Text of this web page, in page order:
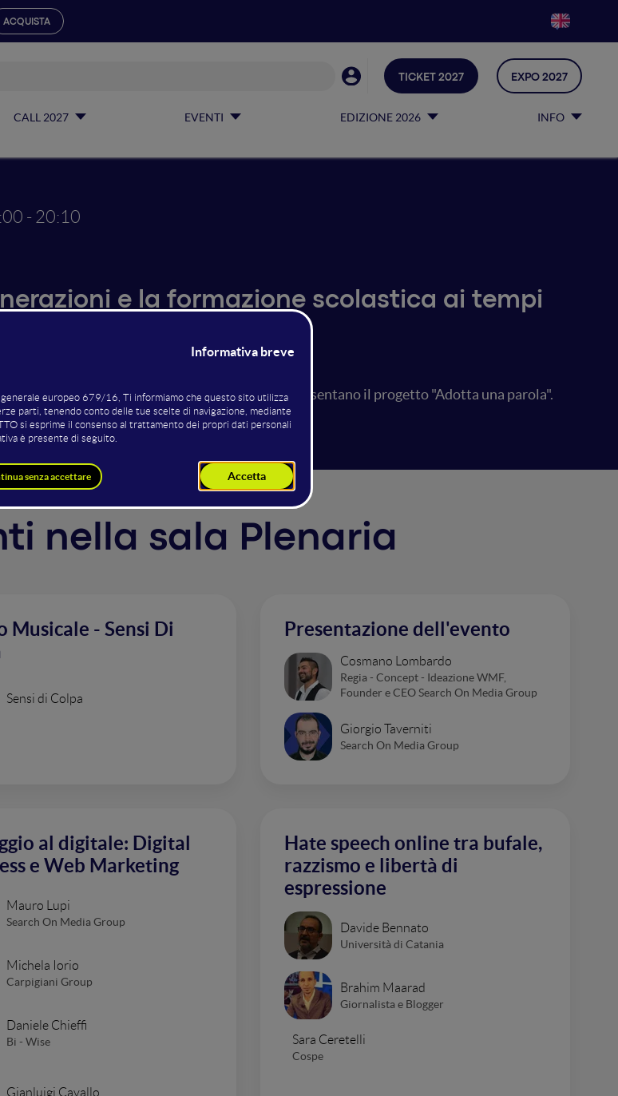
ACQUISTA
CALL 2027 EVENTI EDIZIONE 2026 INFO
TICKET 2027 EXPO 2027
- 20:10
e la formazione scolastica ai tempi
"Adotta una parola"
- Istituto Comprensivo "Panzini" di Rimini presentano il progetto "Adotta una parola".
nella sala Plenaria
Musicale - Sensi Di
Sensi di Colpa
Presentazione dell'evento
Cosmano Lombardo
Regia - Concept - Ideazione WMF,
Founder e CEO Search On Media Group
Giorgio Taverniti
Search On Media Group
al digitale: Digital
e Web Marketing
Mauro Lupi
Search On Media Group
Michela Iorio
Carpigiani Group
Daniele Chieffi
Bi - Wise
Gianluigi Cavallo
Hate speech online tra bufale,
razzismo e libertà di
espressione
Davide Bennato
Università di Catania
Brahim Maarad
Giornalista e Blogger
Sara Ceretelli
Cospe